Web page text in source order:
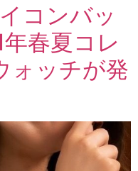
コンバッ
春夏コレ
ォッチが発